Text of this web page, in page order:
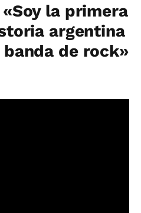
la primera
argentina
de rock»